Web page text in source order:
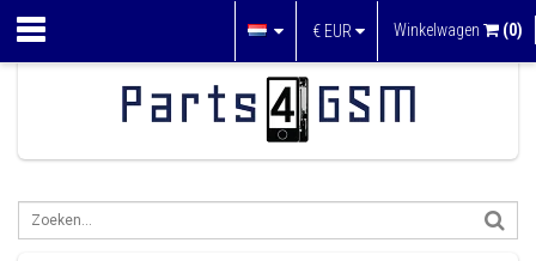
€ EUR Winkelwagen (0)